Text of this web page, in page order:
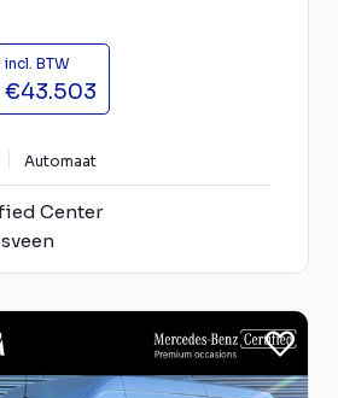
incl. BTW
€43.503
Automaat
Center